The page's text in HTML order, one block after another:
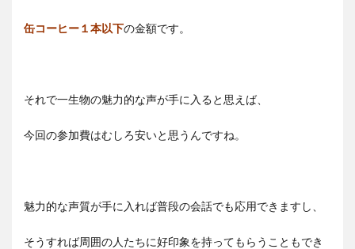
缶コーヒー１本以下の金額です。
それで一生物の魅力的な声が手に入ると思えば、
今回の参加費はむしろ安いと思うんですね。
魅力的な声質が手に入れば普段の会話でも応用できますし、
そうすれば周囲の人たちに好印象を持ってもらうこともでき